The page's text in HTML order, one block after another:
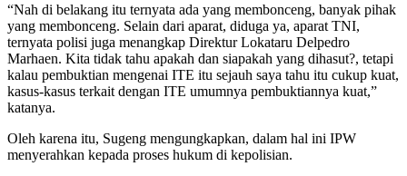
“Nah di belakang itu ternyata ada yang membonceng, banyak pihak
yang membonceng. Selain dari aparat, diduga ya, aparat TNI,
ternyata polisi juga menangkap Direktur Lokataru Delpedro
Marhaen. Kita tidak tahu apakah dan siapakah yang dihasut?, tetapi
kalau pembuktian mengenai ITE itu sejauh saya tahu itu cukup kuat,
kasus-kasus terkait dengan ITE umumnya pembuktiannya kuat,”
katanya.
Oleh karena itu, Sugeng mengungkapkan, dalam hal ini IPW
menyerahkan kepada proses hukum di kepolisian.